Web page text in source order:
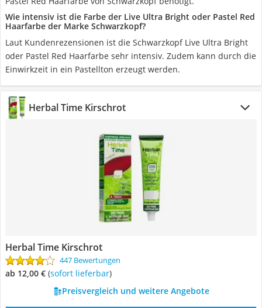
Wie intensiv ist die Farbe der Live Ultra Bright oder Pastel Red
Haarfarbe der Marke Schwarzkopf?
Laut Kundenrezensionen ist die Schwarzkopf Live Ultra Bright
oder Pastel Red Haarfarbe sehr intensiv. Zudem kann durch die
Einwirkzeit in ein Pastellton erzeugt werden.
Herbal Time Kirschrot
Herbal Time Kirschrot
447 Bewertungen
ab 12,00 € ( Sofort lieferbar)
Preisvergleich und weitere Angebote